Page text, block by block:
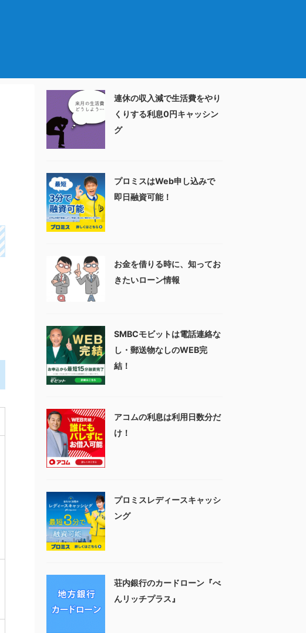
連休の収入減で生活費をやり
くりする利息0円キャッシン
グ
プロミスはWeb申し込みで
即日融資可能！
お金を借りる時に、知ってお
きたいローン情報
SMBCモビットは電話連絡な
し・郵送物なしのWEB完
結！
アコムの利息は利用日数分だ
け！
プロミスレディースキャッシ
ング
荘内銀行のカードローン『べ
んリッチプラス』